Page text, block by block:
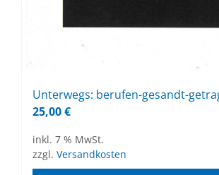
Un­ter­wegs: be­ru­fen-ge­sandt-
25,00€
inkl. 7 % MwSt.
zzgl. Versandkosten